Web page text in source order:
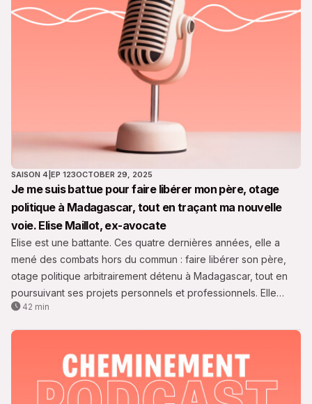
SAISON 4 EP 123OCTOBER 29, 2025
Je me suis battue pour faire libérer mon père, otage
politique à Madagascar, tout en traçant ma nouvelle
voie. Elise Maillot, ex-avocate
Elise est une battante. Ces quatre dernières années, elle a
mené des combats hors du commun : faire libérer son père,
otage politique arbitrairement détenu à Madagascar, tout en
poursuivant ses projets personnels et professionnels. Elle
vient de remporter cette victoire, fruit de ténacité et de
42 min